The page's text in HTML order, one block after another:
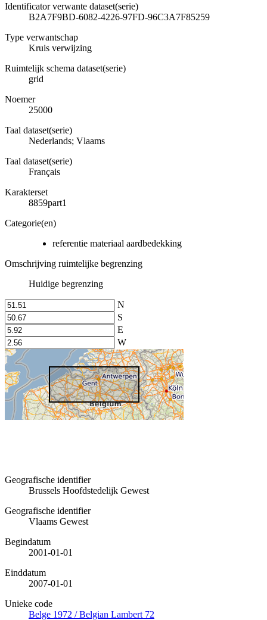
Identificator verwante dataset(serie)
B2A7F9BD-6082-4226-97FD-96C3A7F85259
Type verwantschap
Kruis verwijzing
Ruimtelijk schema dataset(serie)
grid
Noemer
25000
Taal dataset(serie)
Nederlands; Vlaams
Taal dataset(serie)
Français
Karakterset
8859part1
Categorie(en)
referentie materiaal aardbedekking
Omschrijving ruimtelijke begrenzing
Huidige begrenzing
N
S
E
W
Geografische identifier
Brussels Hoofdstedelijk Gewest
Geografische identifier
Vlaams Gewest
Begindatum
2001-01-01
Einddatum
2007-01-01
Unieke code
Belge 1972 / Belgian Lambert 72